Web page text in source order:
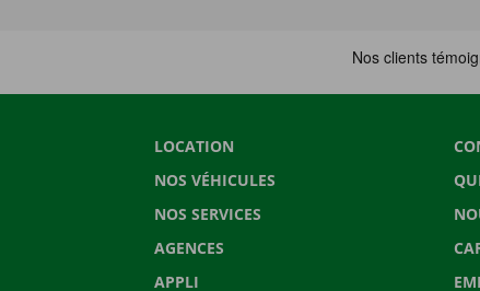
LOCATION
NOS VÉHICULES
NOS SERVICES
AGENCES
APPLI